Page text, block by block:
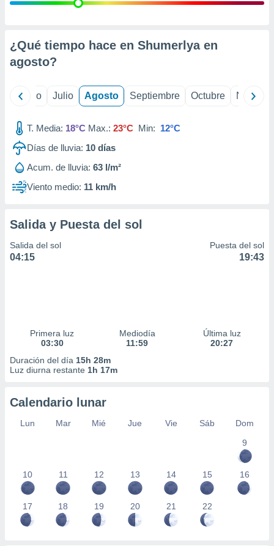
e
mediante
de
1199
¿Qué tiempo hace en Shumerlya en
agosto?
Junio Julio Agosto Septiembre Octubre
T. Media: 18°C Max.: 23°C Min: 12°C
Días de lluvia: 10 días
Acum. de lluvia: 63 l/m²
Viento medio: 11 km/h
Salida y Puesta del sol
Salida del sol
04:15
Puesta del sol
19:43
Primera luz
03:30
Mediodía
11:59
Última luz
20:27
Duración del día 15h 28m
Luz diurna restante 1h 17m
Calendario lunar
Lun Mar Mié Jue Vie Sáb
Dom
9
10 11 12 13 14 15 16
17 18 19 20 21 22